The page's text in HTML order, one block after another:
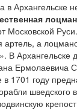
в Архангельске
Московской
артель, а
В Архангельске
Ермолаевича
в 1701 году
шведского